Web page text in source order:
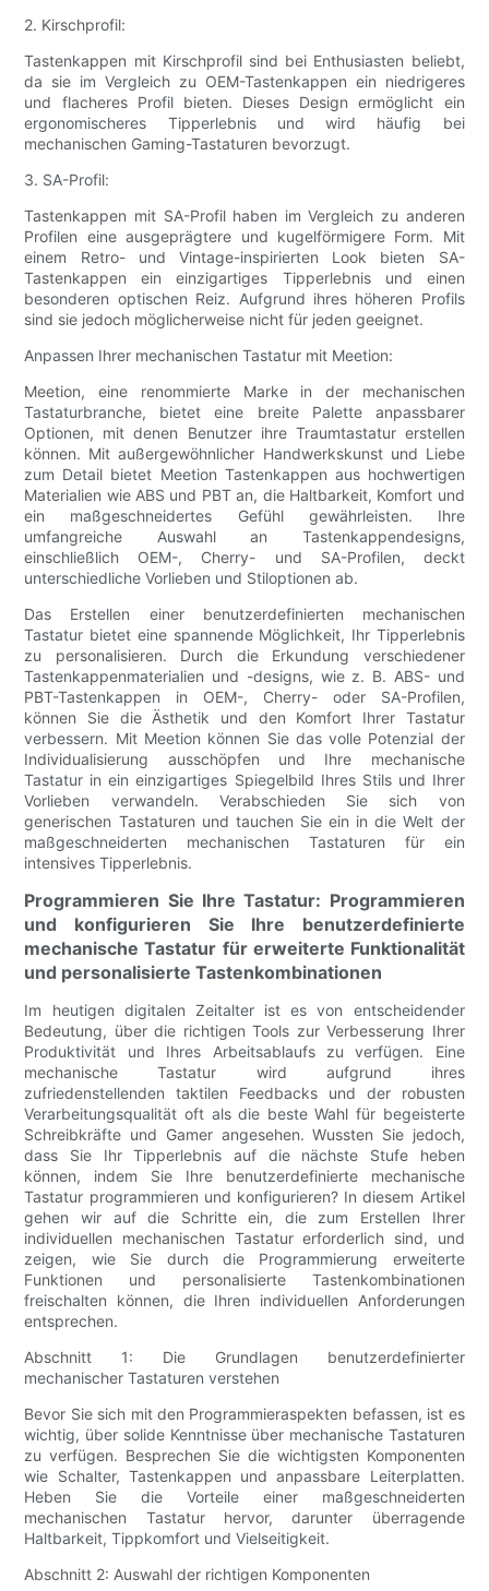
2. Kirschprofil:
Tastenkappen mit Kirschprofil sind bei Enthusiasten beliebt,
da sie im Vergleich zu OEM-Tastenkappen ein niedrigeres
und flacheres Profil bieten. Dieses Design ermöglicht ein
ergonomischeres Tipperlebnis und wird häufig bei
mechanischen Gaming-Tastaturen bevorzugt.
3. SA-Profil:
Tastenkappen mit SA-Profil haben im Vergleich zu anderen
Profilen eine ausgeprägtere und kugelförmigere Form. Mit
einem Retro- und Vintage-inspirierten Look bieten SA-
Tastenkappen ein einzigartiges Tipperlebnis und einen
besonderen optischen Reiz. Aufgrund ihres höheren Profils
sind sie jedoch möglicherweise nicht für jeden geeignet.
Anpassen Ihrer mechanischen Tastatur mit Meetion:
Meetion, eine renommierte Marke in der mechanischen
Tastaturbranche, bietet eine breite Palette anpassbarer
Optionen, mit denen Benutzer ihre Traumtastatur erstellen
können. Mit außergewöhnlicher Handwerkskunst und Liebe
zum Detail bietet Meetion Tastenkappen aus hochwertigen
Materialien wie ABS und PBT an, die Haltbarkeit, Komfort und
ein maßgeschneidertes Gefühl gewährleisten. Ihre
umfangreiche Auswahl an Tastenkappendesigns,
einschließlich OEM-, Cherry- und SA-Profilen, deckt
unterschiedliche Vorlieben und Stiloptionen ab.
Das Erstellen einer benutzerdefinierten mechanischen
Tastatur bietet eine spannende Möglichkeit, Ihr Tipperlebnis
zu personalisieren. Durch die Erkundung verschiedener
Tastenkappenmaterialien und -designs, wie z. B. ABS- und
PBT-Tastenkappen in OEM-, Cherry- oder SA-Profilen,
können Sie die Ästhetik und den Komfort Ihrer Tastatur
verbessern. Mit Meetion können Sie das volle Potenzial der
Individualisierung ausschöpfen und Ihre mechanische
Tastatur in ein einzigartiges Spiegelbild Ihres Stils und Ihrer
Vorlieben verwandeln. Verabschieden Sie sich von
generischen Tastaturen und tauchen Sie ein in die Welt der
maßgeschneiderten mechanischen Tastaturen für ein
intensives Tipperlebnis.
Programmieren Sie Ihre Tastatur: Programmieren
und konfigurieren Sie Ihre benutzerdefinierte
mechanische Tastatur für erweiterte Funktionalität
und personalisierte Tastenkombinationen
Im heutigen digitalen Zeitalter ist es von entscheidender
Bedeutung, über die richtigen Tools zur Verbesserung Ihrer
Produktivität und Ihres Arbeitsablaufs zu verfügen. Eine
mechanische Tastatur wird aufgrund ihres
zufriedenstellenden taktilen Feedbacks und der robusten
Verarbeitungsqualität oft als die beste Wahl für begeisterte
Schreibkräfte und Gamer angesehen. Wussten Sie jedoch,
dass Sie Ihr Tipperlebnis auf die nächste Stufe heben
können, indem Sie Ihre benutzerdefinierte mechanische
Tastatur programmieren und konfigurieren? In diesem Artikel
gehen wir auf die Schritte ein, die zum Erstellen Ihrer
individuellen mechanischen Tastatur erforderlich sind, und
zeigen, wie Sie durch die Programmierung erweiterte
Funktionen und personalisierte Tastenkombinationen
freischalten können, die Ihren individuellen Anforderungen
entsprechen.
Abschnitt 1: Die Grundlagen benutzerdefinierter
mechanischer Tastaturen verstehen
Bevor Sie sich mit den Programmieraspekten befassen, ist es
wichtig, über solide Kenntnisse über mechanische Tastaturen
zu verfügen. Besprechen Sie die wichtigsten Komponenten
wie Schalter, Tastenkappen und anpassbare Leiterplatten.
Heben Sie die Vorteile einer maßgeschneiderten
mechanischen Tastatur hervor, darunter überragende
Haltbarkeit, Tippkomfort und Vielseitigkeit.
Abschnitt 2: Auswahl der richtigen Komponenten